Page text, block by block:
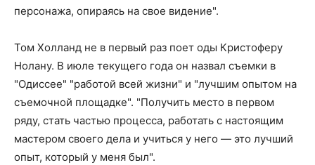
персонажа, опираясь на свое видение".
Том Холланд не в первый раз поет оды Кристоферу
Нолану. В июле текущего года он назвал съемки в
"Одиссее" "работой всей жизни" и "лучшим опытом на
съемочной площадке". "Получить место в первом
ряду, стать частью процесса, работать с настоящим
мастером своего дела и учиться у него — это лучший
опыт, который у меня был".